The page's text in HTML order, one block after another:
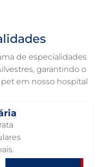
EM GUARULHOS
EM GUARULHOS
de especialidades
garantindo o
em nosso hospital